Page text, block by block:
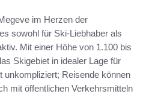
im Herzen der
sowohl für Ski-Liebhaber als
Mit einer Höhe von 1.100 bis
Skigebiet in idealer Lage für
unkompliziert; Reisende können
mit öffentlichen Verkehrsmitteln